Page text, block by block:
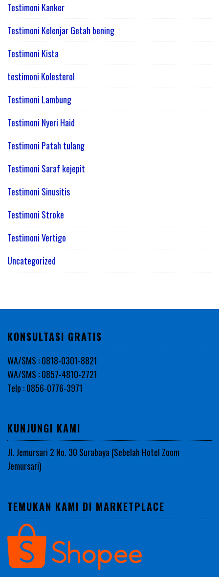
Testimoni Kanker
Testimoni Kelenjar Getah bening
Testimoni Kista
testimoni Kolesterol
Testimoni Lambung
Testimoni Nyeri Haid
Testimoni Patah tulang
Testimoni Saraf kejepit
Testimoni Sinusitis
Testimoni Stroke
Testimoni Vertigo
Uncategorized
KONSULTASI GRATIS
WA/SMS : 0818-0301-8821
WA/SMS : 0857-4810-2721
Telp : 0856-0776-3971
KUNJUNGI KAMI
Jl. Jemursari 2 No. 30 Surabaya (Sebelah Hotel Zoom
Jemursari)
TEMUKAN KAMI DI MARKETPLACE